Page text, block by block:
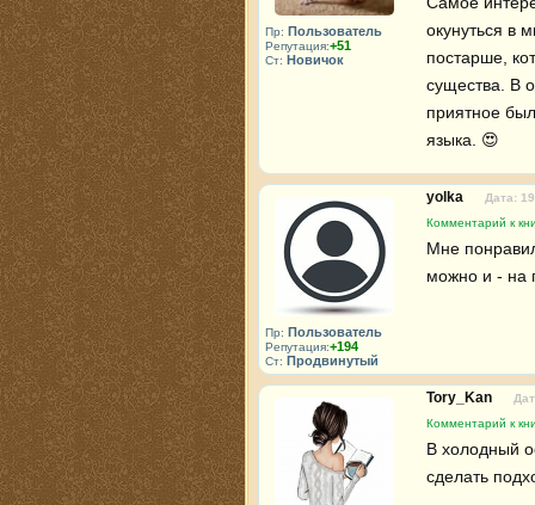
Пр: Пользователь
Репутация:+51
Ст: Новичок
окунуться в
постарше,
существа. В
приятное
языка. 😍
Пр: Пользователь
Репутация:+194
Ст: Продвинутый
yolka
Дата:
Комментарий к
Мне
можно и - на
Tory_Kan
Комментарий к
В холодный
сделать